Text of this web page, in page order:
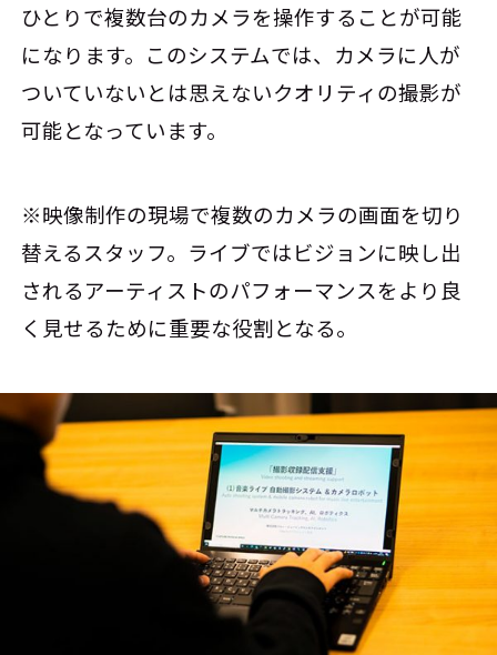
ひとりで複数台のカメラを操作することが可能
になります。このシステムでは、カメラに人が
ついていないとは思えないクオリティの撮影が
可能となっています。
※映像制作の現場で複数のカメラの画面を切り
替えるスタッフ。ライブではビジョンに映し出
されるアーティストのパフォーマンスをより良
く見せるために重要な役割となる。